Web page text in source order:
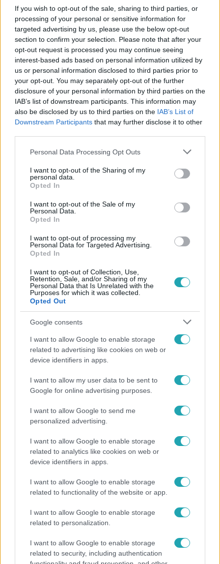
If you wish to opt-out of the sale, sharing to third parties, or
processing of your personal or sensitive information for
targeted advertising by us, please use the below opt-out
section to confirm your selection. Please note that after your
opt-out request is processed you may continue seeing
interest-based ads based on personal information utilized by
us or personal information disclosed to third parties prior to
your opt-out. You may separately opt-out of the further
disclosure of your personal information by third parties on the
IAB’s list of downstream participants. This information may
also be disclosed by us to third parties on the IAB’s List of
Downstream Participants that may further disclose it to other
Please note that this website/app uses one or more Google
not limited to your visit or usage behaviour. You may click to
grant or deny consent to Google and its third-party tags to
use your data for below specified purposes in below Google
consent section.
Personal Data Processing Opt Outs
I want to opt-out of the Sharing of my
personal data.
Opted In
I want to opt-out of the Sale of my
Personal Data.
Opted In
I want to opt-out of processing my
Personal Data for Targeted Advertising.
Opted In
I want to opt-out of Collection, Use,
Retention, Sale, and/or Sharing of my
Personal Data that Is Unrelated with the
Purposes for which it was collected.
Opted Out
Google consents
I want to allow Google to enable storage
related to advertising like cookies on web or
device identifiers in apps.
I want to allow my user data to be sent to
Google for online advertising purposes.
I want to allow Google to send me
personalized advertising.
I want to allow Google to enable storage
related to analytics like cookies on web or
device identifiers in apps.
I want to allow Google to enable storage
related to functionality of the website or app.
I want to allow Google to enable storage
related to personalization.
I want to allow Google to enable storage
related to security, including authentication
Kövess minket, és értesülj a friss hírekről a
Facebookon is!
Követem
#BELFÖLD # VÁROSI CIVIL ALAP #FIDESZ
#KORMÁNY #CIVILEK #CIVIL #CIVIL SZERVEZET
Népszerű
Megyeri Csilla és Nico elszöktek otthonról
2:46
korlátozások miatt panaszkodnak a
fogvatartottak